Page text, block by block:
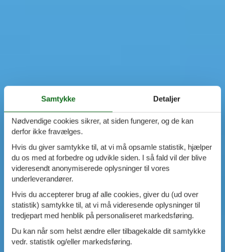
Samtykke Detaljer
Nødvendige cookies sikrer, at siden fungerer, og de kan
derfor ikke fravælges.
Hvis du giver samtykke til, at vi må opsamle statistik, hjælper
du os med at forbedre og udvikle siden. I så fald vil der blive
videresendt anonymiserede oplysninger til vores
underleverandører.
Hvis du accepterer brug af alle cookies, giver du (ud over
statistik) samtykke til, at vi må videresende oplysninger til
tredjepart med henblik på personaliseret markedsføring.
Du kan når som helst ændre eller tilbagekalde dit samtykke
vedr. statistik og/eller markedsføring.